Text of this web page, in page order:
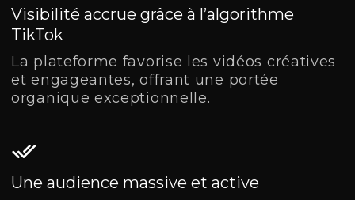
Visibilité accrue grâce à l’algorithme
TikTok
La plateforme favorise les vidéos créatives
et engageantes, offrant une portée
organique exceptionnelle.
Une audience massive et active